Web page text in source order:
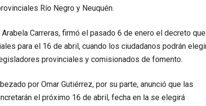
Río Negro y Neuquén.
Carreras, firmó el pasado 6 de enero el decreto que
para el 16 de abril, cuando los ciudadanos podrán
provinciales y comisionados de fomento.
por Omar Gutiérrez, por su parte, anunció que las
el próximo 16 de abril, fecha en la se elegirá